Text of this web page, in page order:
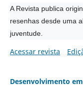
A Revista publica
resenhas desde uma
juventude.
Acessar revista
Desenvolvimento